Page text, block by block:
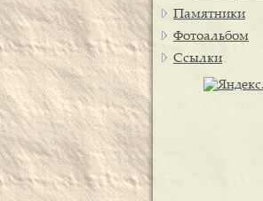
Памятники
Фотоальбом
Ссылки